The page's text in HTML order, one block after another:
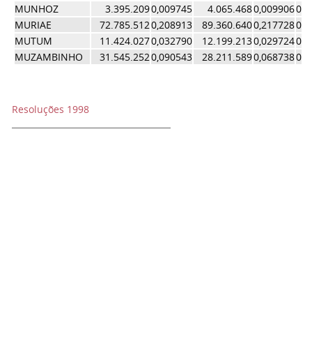
MUNHOZ 3.395.2090,009745 4.065.4680,009906
MURIAE
72.785.5120,208913 89.360.6400,217728
MUTUM
11.424.0270,032790 12.199.2130,029724
MUZAMBINHO
31.545.2520,090543 28.211.5890,068738
Resoluções 1998